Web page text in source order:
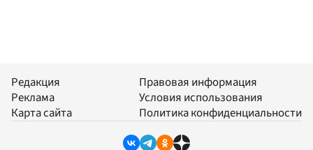
Редакция
Реклама
Карта сайта
Правовая информация
Условия использования
Политика конфиденциальности